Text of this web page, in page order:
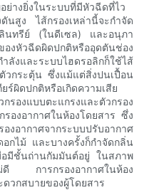
ย่างยิ่งในระบบที่มีหัวฉีดที่ไว
นสูง ไส้กรองเหล่านี้จะกำจัด
นทรีย์ (ในดีเซล) และอนุภา
หัวฉีดผิดปกติหรืออุดตันช่อง
งและระบบไฮดรอลิกก็ใช้ไส้
วกระตุ้น ซึ่งแม้แต่สิ่งปนเปื้อน
ร์ผิดปกติหรือเกิดความเสีย
องแบบตะแกรงและตัวกรอง
รองอากาศในห้องโดยสาร ซึ่ง
อากาศจากระบบปรับอากาศ
กไม้ และบางครั้งก็กำจัดกลิ่น
อมีชั้นถ่านกัมมันต์อยู่ ในสภาพ
ม่ดี การกรองอากาศในห้อง
วกสบายของผู้โดยสาร